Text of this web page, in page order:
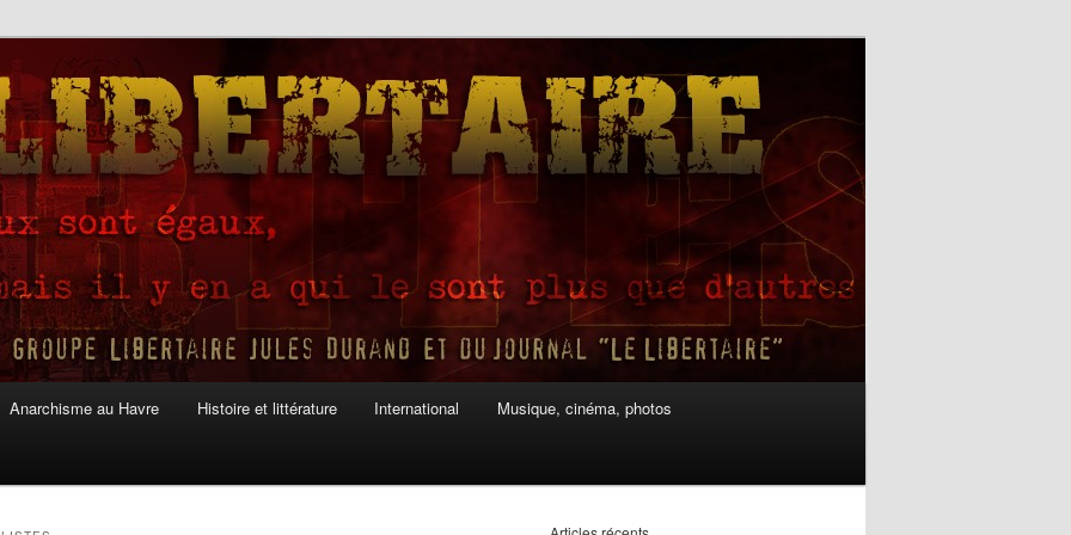
Anarchisme au Havre Histoire et littérature International Musique, cinéma, photos